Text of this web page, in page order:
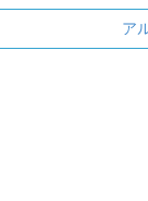
ア